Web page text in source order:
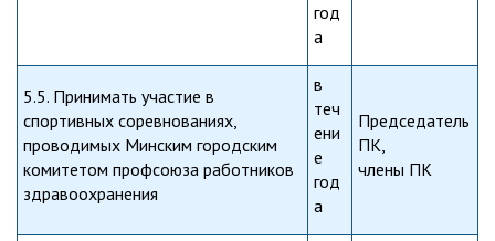
год
а
5.5. Принимать участие в
спортивных соревнованиях,
проводимых Минским городским
комитетом профсоюза работников
здравоохранения
в
теч
ени
е
год
а
Председатель
ПК,
члены ПК